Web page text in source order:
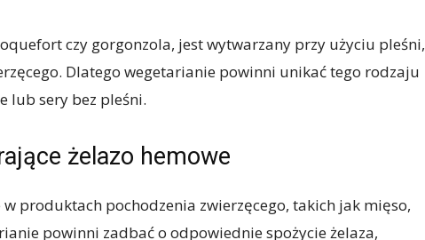
czy gorgonzola, jest wytwarzany przy użyciu pleśni,
Dlatego wegetarianie powinni unikać tego rodzaju
lub sery bez pleśni.
żelazo hemowe
w produktach pochodzenia zwierzęcego, takich jak mięso,
powinni zadbać o odpowiednie spożycie żelaza,